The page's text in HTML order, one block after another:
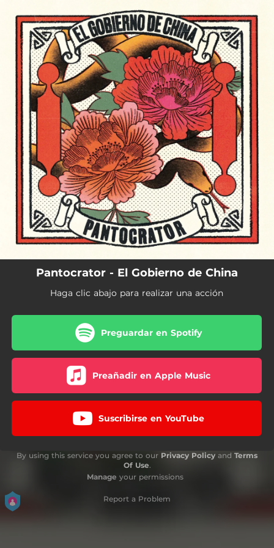
You're all set!
Pantocrator - El Gobierno de China
Haga clic abajo para realizar una acción
Preguardar en Spotify
Preañadir en Apple Music
Suscribirse en YouTube
By using this service you agree to our Privacy Policy and Terms
Of Use.
Manage your permissions
Report a Problem